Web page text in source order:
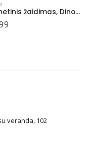
Magnetinis žaidimas, Kosmosas 4 in 1
veranda, 102